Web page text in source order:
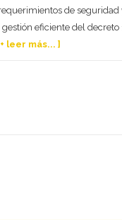
de seguridad
eficiente del decreto
+ leer más... ]